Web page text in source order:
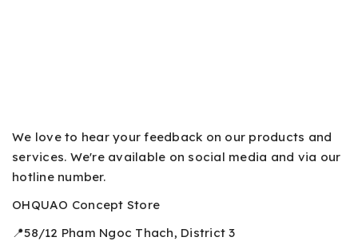
We love to hear your feedback on our products and
services. We're available on social media and via our
hotline number.
OHQUAO Concept Store
📍58/12 Pham Ngoc Thach, District 3